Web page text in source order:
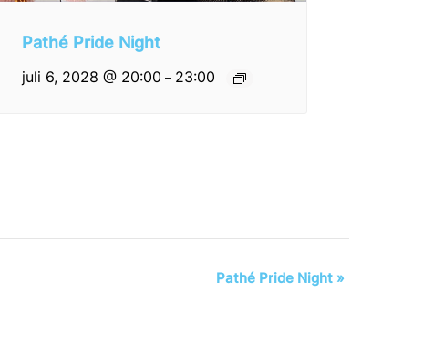
Pathé Pride Night
juli 6, 2028 @ 20:00 – 23:00
Pathé Pride Night »